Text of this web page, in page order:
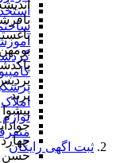
پرند
پیشوا
حسن
املاک
ثبت اگهی رایگان